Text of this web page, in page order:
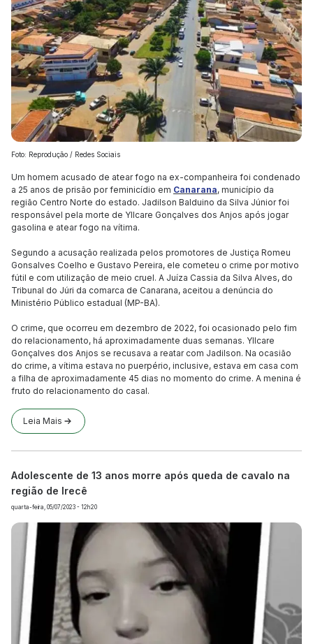
Foto: Reprodução / Redes Sociais
Um homem acusado de atear fogo na ex-companheira foi condenado
a 25 anos de prisão por feminicídio em Canarana, município da
região Centro Norte do estado. Jadilson Balduino da Silva Júnior foi
responsável pela morte de Yllcare Gonçalves dos Anjos após jogar
gasolina e atear fogo na vítima.
Segundo a acusação realizada pelos promotores de Justiça Romeu
Gonsalves Coelho e Gustavo Pereira, ele cometeu o crime por motivo
fútil e com utilização de meio cruel. A Juíza Cassia da Silva Alves, do
Tribunal do Júri da comarca de Canarana, aceitou a denúncia do
Ministério Público estadual (MP-BA).
O crime, que ocorreu em dezembro de 2022, foi ocasionado pelo fim
do relacionamento, há aproximadamente duas semanas. Yllcare
Gonçalves dos Anjos se recusava a reatar com Jadilson. Na ocasião
do crime, a vítima estava no puerpério, inclusive, estava em casa com
a filha de aproximadamente 45 dias no momento do crime. A menina é
fruto do relacionamento do casal.
Leia Mais
Adolescente de 13 anos morre após queda de cavalo na
região de Irecê
quarta-feira, 05/07/2023 - 12h20